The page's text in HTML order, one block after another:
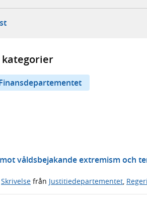
webbplats,
ny flik, extern webbplats,
- öppnar din e-postklient,
kategorier
våldsbejakande extremism och
Skrivelse från Justitiedepartementet,